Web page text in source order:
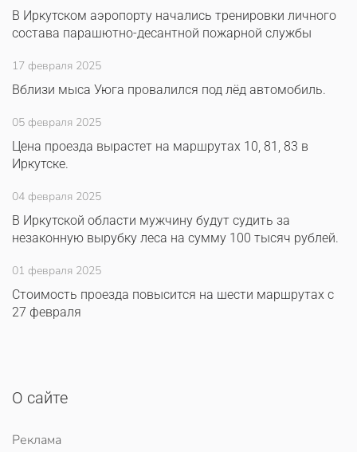
В Иркутском аэропорту начались тренировки личного
состава парашютно-десантной пожарной службы
17 февраля 2025
Вблизи мыса Уюга провалился под лёд автомобиль.
05 февраля 2025
Цена проезда вырастет на маршрутах 10, 81, 83 в
Иркутске.
04 февраля 2025
В Иркутской области мужчину будут судить за
незаконную вырубку леса на сумму 100 тысяч рублей.
01 февраля 2025
Стоимость проезда повысится на шести маршрутах с
27 февраля
О сайте
Реклама